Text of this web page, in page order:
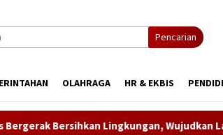
Pencarian
OLAHRAGA HR & EKBIS
Lingkungan, Wujudkan Langit Biru dan